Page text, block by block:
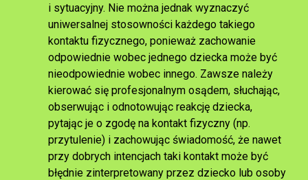
i sytuacyjny. Nie można jednak wyznaczyć
uniwersalnej stosowności każdego takiego
kontaktu fizycznego, ponieważ zachowanie
odpowiednie wobec jednego dziecka może być
nieodpowiednie wobec innego. Zawsze należy
kierować się profesjonalnym osądem, słuchając,
obserwując i odnotowując reakcję dziecka,
pytając je o zgodę na kontakt fizyczny (np.
przytulenie) i zachowując świadomość, że nawet
przy dobrych intencjach taki kontakt może być
błędnie zinterpretowany przez dziecko lub osoby